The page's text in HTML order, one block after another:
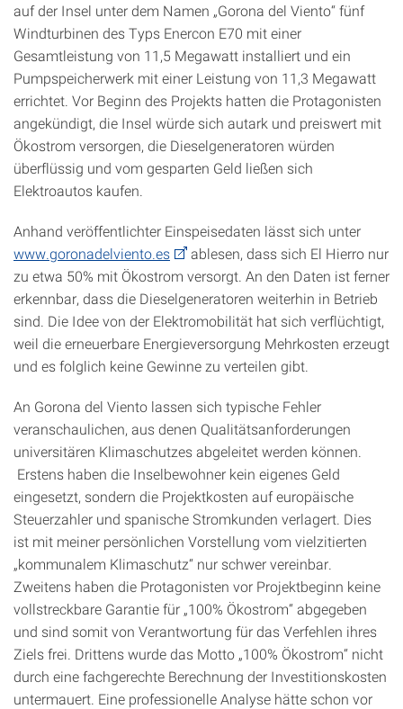
auf der Insel unter dem Namen „Gorona del Viento“ fünf
Windturbinen des Typs Enercon E70 mit einer
Gesamtleistung von 11,5 Megawatt installiert und ein
Pump­speicherwerk mit einer Leistung von 11,3 Megawatt
errichtet. Vor Beginn des Projekts hatten die Protagonisten
angekündigt, die Insel würde sich autark und preiswert mit
Ökostrom versorgen, die Dieselgeneratoren würden
überflüssig und vom gesparten Geld ließen sich
Elektroautos kaufen.
Anhand veröffentlichter Einspeisedaten lässt sich unter
www.goronadelviento.es
ablesen, dass sich El Hierro nur
zu etwa 50% mit Ökostrom versorgt. An den Daten ist ferner
erkennbar, dass die Dieselgeneratoren weiterhin in Betrieb
sind. Die Idee von der Elektromobilität hat sich verflüchtigt,
weil die erneuerbare Energieversorgung Mehrkosten erzeugt
und es folglich keine Gewinne zu verteilen gibt.
An Gorona del Viento lassen sich typische Fehler
veranschaulichen, aus denen Qualitäts­anforderungen
universitären Klimaschutzes abgeleitet werden können.
Erstens haben die Inselbewohner kein eigenes Geld
eingesetzt, sondern die Projektkosten auf europäische
Steuerzahler und spanische Stromkunden verlagert. Dies
ist mit meiner persönlichen Vorstellung vom vielzitierten
„kommunalem Klimaschutz“ nur schwer vereinbar.
Zweitens haben die Protagonisten vor Projektbeginn keine
vollstreckbare Garantie für „100% Ökostrom“ abgegeben
und sind somit von Verantwortung für das Verfehlen ihres
Ziels frei. Drittens wurde das Motto „100% Ökostrom“ nicht
durch eine fachgerechte Berechnung der Investitionskosten
untermauert. Eine professionelle Analyse hätte schon vor